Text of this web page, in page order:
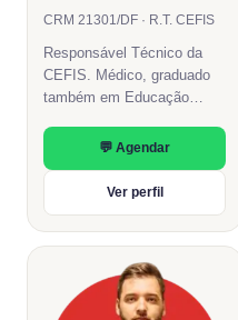
CRM 21301/DF · R.T. CEFIS
Responsável Técnico da
CEFIS. Médico, graduado
também em Educação
coordenação clínica da
equipe.
💬 Agendar
Ver perfil